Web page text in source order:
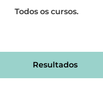
Todos os cursos.
Resultados